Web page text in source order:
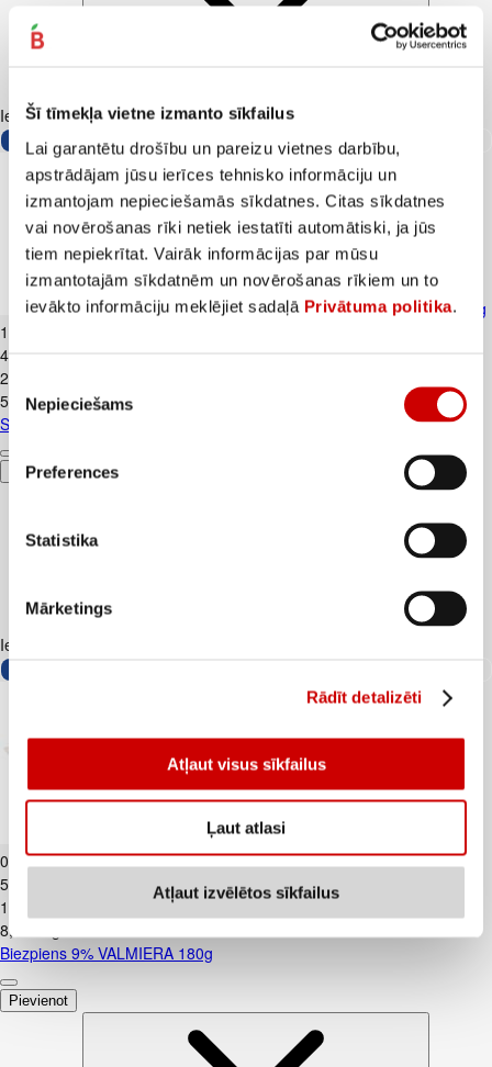
Šī tīmekļa vietne izmanto sīkfailus
Lai garantētu drošību un pareizu vietnes darbību,
apstrādājam jūsu ierīces tehnisko informāciju un
izmantojam nepieciešamās sīkdatnes. Citas sīkdatnes
vai novērošanas rīki netiek iestatīti automātiski, ja jūs
tiem nepiekrītat. Vairāk informācijas par mūsu
izmantotajām sīkdatnēm un novērošanas rīkiem un to
ievākto informāciju meklējiet sadaļā Privātuma politika.
izvēle
Nepieciešams
Preferences
Statistika
Mārketings
Rādīt detalizēti
Atļaut visus sīkfailus
Ļaut atlasi
Atļaut izvēlētos sīkfailus
Iesakām ar
Skābais krējums VALMIERA 20% 450g
1
4,42€/kg
2
5,31€/kg
Skābais krējums VALMIERA 20% 450g
Pievienot
Iesakām ar
Biezpiens 9% VALMIERA 180g
0
99€
5,5€/kg
1
8,83€/kg
Biezpiens 9% VALMIERA 180g
Pievienot